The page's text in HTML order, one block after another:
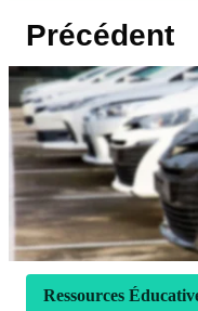
Précédent
Ressources